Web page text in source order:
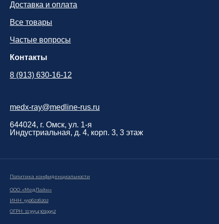
Доставка и оплата
Контакты
8 (913) 630-16-12
medx-ray@medline-rus.ru
644024, г. Омск, ул. 1-я
Индустриальная, д. 4, корп. 3, 3 этаж
Политика конфиденциальности
ООО «МедЛайн»
ИНН: 5506226202
ОГРН: 1135543019952
Все товары
Частые вопросы